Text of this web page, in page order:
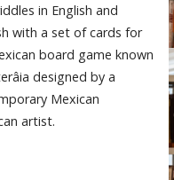
in English and
with a set of cards for
board game known
designed by a
Mexican
artist.